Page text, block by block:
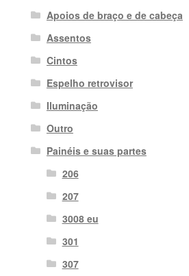
Apoios de braço e de cabeça
Assentos
Cintos
Espelho retrovisor
Iluminação
Outro
Painéis e suas partes
206
207
3008 eu
301
307